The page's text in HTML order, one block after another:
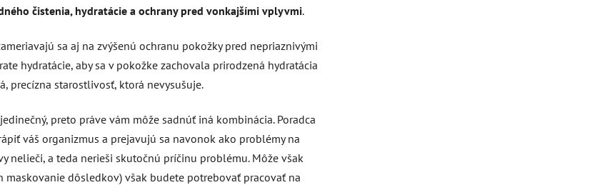
čistenia, hydratácie a ochrany pred vonkajšími vplyvmi.
sa aj na zvýšenú ochranu pokožky pred nepriaznivými
hydratácie, aby sa v pokožke zachovala prirodzená hydratácia
precízna starostlivosť, ktorá nevysušuje.
preto práve vám môže sadnúť iná kombinácia. Poradca
váš organizmus a prejavujú sa navonok ako problémy na
nelieči, a teda nerieši skutočnú príčinu problému. Môže však
dôsledkov) však budete potrebovať pracovať na